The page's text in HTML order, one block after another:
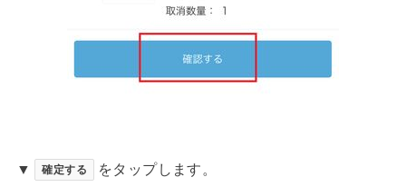
▼ 確定する をタップします。